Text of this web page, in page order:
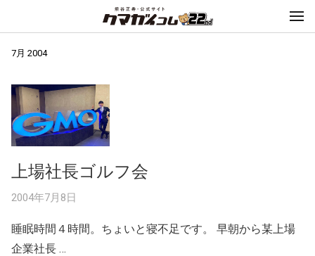
7月 2004
上場社長ゴルフ会
2004年7月8日
睡眠時間４時間。ちょいと寝不足です。 早朝から某上場
企業社長 …